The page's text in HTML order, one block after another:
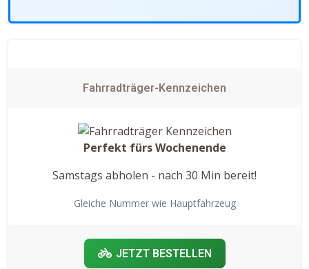
Fahrradträger-Kennzeichen
Perfekt fürs Wochenende
Samstags abholen - nach 30 Min bereit!
Gleiche Nummer wie Hauptfahrzeug
JETZT BESTELLEN